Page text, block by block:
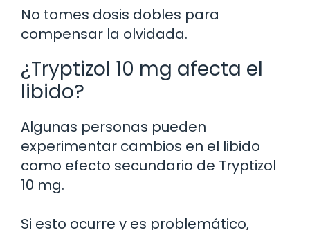
No tomes dosis dobles para
compensar la olvidada.
¿Tryptizol 10 mg afecta el
libido?
Algunas personas pueden
experimentar cambios en el libido
como efecto secundario de Tryptizol
10 mg.
Si esto ocurre y es problemático,